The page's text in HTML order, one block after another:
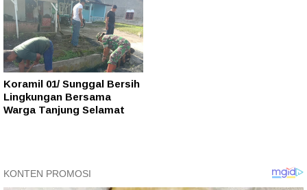
Koramil 01/ Sunggal Bersih
Lingkungan Bersama
Warga Tanjung Selamat